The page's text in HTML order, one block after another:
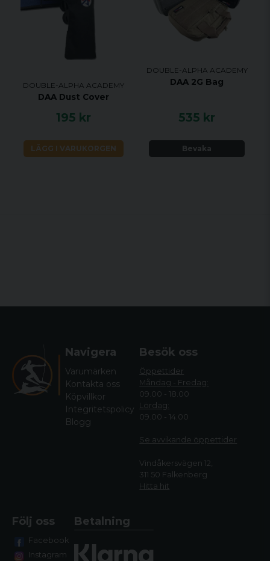
DOUBLE-ALPHA ACADEMY
DAA Dust Cover
195 kr
LÄGG I VARUKORGEN
DOUBLE-ALPHA ACADEMY
DAA 2G Bag
535 kr
Bevaka
Navigera
Varumärken
Kontakta oss
Köpvillkor
Integritetspolicy
Blogg
Besök oss
Öppettider
Måndag - Fredag:
09.00 - 18.00
Lördag:
09.00 - 14.00
Se avvikande öppettider
Vindåkersvägen 12,
311 50 Falkenberg
Hitta hit
Följ oss
Facebook
Instagram
Betalning